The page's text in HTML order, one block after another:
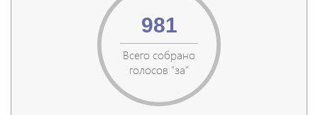
Всего собрано
голосов "за"
981